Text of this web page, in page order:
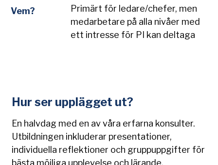
Vem?
Primärt för ledare/chefer, men
medarbetare på alla nivåer med
ett intresse för PI kan deltaga
Hur ser upplägget ut?
En halvdag med en av våra erfarna konsulter.
Utbildningen inkluderar presentationer,
individuella reflektioner och gruppuppgifter för
bästa möjliga upplevelse och lärande.